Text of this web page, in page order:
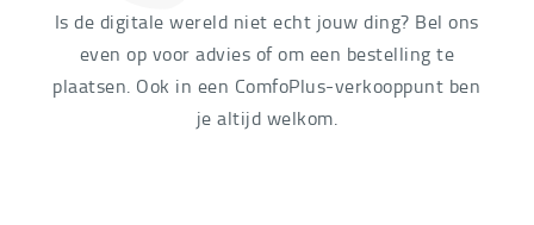
Is de digitale wereld niet echt jouw ding? Bel ons
even op voor advies of om een bestelling te
plaatsen. Ook in een ComfoPlus-verkooppunt ben
je altijd welkom.